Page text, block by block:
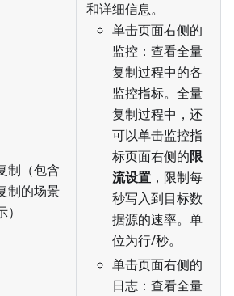
制（包含
制的场景
和详细信息。
单击页面右侧的
监控：查看全量
复制过程中的各
监控指标。全量
复制过程中，还
可以单击监控指
标页面右侧的限
流设置 ，限制每
秒写入到目标数
据源的速率。单
位为行/秒。
单击页面右侧的
日志：查看全量